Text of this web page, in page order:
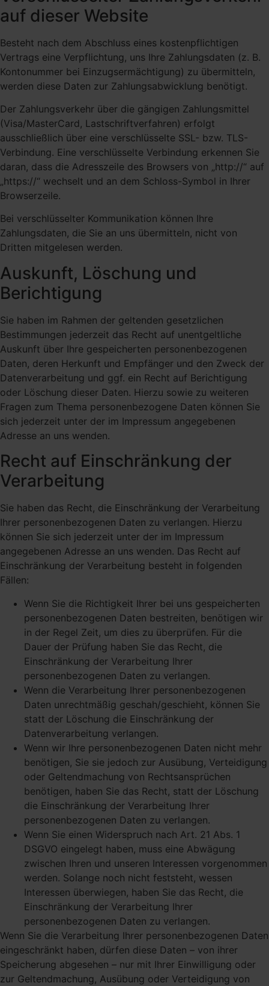
auf dieser Website
Besteht nach dem Abschluss eines kostenpflichtigen
Vertrags eine Verpflichtung, uns Ihre Zahlungsdaten (z. B.
Kontonummer bei Einzugsermächtigung) zu übermitteln,
werden diese Daten zur Zahlungsabwicklung benötigt.
Der Zahlungsverkehr über die gängigen Zahlungsmittel
(Visa/MasterCard, Lastschriftverfahren) erfolgt
ausschließlich über eine verschlüsselte SSL- bzw. TLS-
Verbindung. Eine verschlüsselte Verbindung erkennen Sie
daran, dass die Adresszeile des Browsers von „http://“ auf
„https://“ wechselt und an dem Schloss-Symbol in Ihrer
Browserzeile.
Bei verschlüsselter Kommunikation können Ihre
Zahlungsdaten, die Sie an uns übermitteln, nicht von
Dritten mitgelesen werden.
Auskunft, Löschung und
Berichtigung
Sie haben im Rahmen der geltenden gesetzlichen
Bestimmungen jederzeit das Recht auf unentgeltliche
Auskunft über Ihre gespeicherten personenbezogenen
Daten, deren Herkunft und Empfänger und den Zweck der
Datenverarbeitung und ggf. ein Recht auf Berichtigung
oder Löschung dieser Daten. Hierzu sowie zu weiteren
Fragen zum Thema personenbezogene Daten können Sie
sich jederzeit unter der im Impressum angegebenen
Adresse an uns wenden.
Recht auf Einschränkung der
Verarbeitung
Sie haben das Recht, die Einschränkung der Verarbeitung
Ihrer personenbezogenen Daten zu verlangen. Hierzu
können Sie sich jederzeit unter der im Impressum
angegebenen Adresse an uns wenden. Das Recht auf
Einschränkung der Verarbeitung besteht in folgenden
Fällen:
Wenn Sie die Richtigkeit Ihrer bei uns gespeicherten
personenbezogenen Daten bestreiten, benötigen wir
in der Regel Zeit, um dies zu überprüfen. Für die
Dauer der Prüfung haben Sie das Recht, die
Einschränkung der Verarbeitung Ihrer
personenbezogenen Daten zu verlangen.
Wenn die Verarbeitung Ihrer personenbezogenen
Daten unrechtmäßig geschah/geschieht, können Sie
statt der Löschung die Einschränkung der
Datenverarbeitung verlangen.
Wenn wir Ihre personenbezogenen Daten nicht mehr
benötigen, Sie sie jedoch zur Ausübung, Verteidigung
oder Geltendmachung von Rechtsansprüchen
benötigen, haben Sie das Recht, statt der Löschung
die Einschränkung der Verarbeitung Ihrer
personenbezogenen Daten zu verlangen.
Wenn Sie einen Widerspruch nach Art. 21 Abs. 1
DSGVO eingelegt haben, muss eine Abwägung
zwischen Ihren und unseren Interessen vorgenommen
werden. Solange noch nicht feststeht, wessen
Interessen überwiegen, haben Sie das Recht, die
Einschränkung der Verarbeitung Ihrer
personenbezogenen Daten zu verlangen.
Wenn Sie die Verarbeitung Ihrer personenbezogenen Daten
eingeschränkt haben, dürfen diese Daten – von ihrer
Speicherung abgesehen – nur mit Ihrer Einwilligung oder
zur Geltendmachung, Ausübung oder Verteidigung von